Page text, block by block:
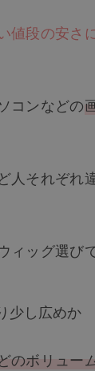
値段の安さ
コンなどの
人それぞれ
ィッグ選び
少し広めか
のボリュー